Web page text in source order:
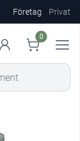
Företag Privat
0